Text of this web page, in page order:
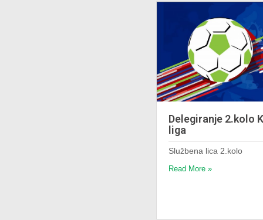
Delegiranje 2.kolo
liga
Službena lica 2.kolo
Read More »